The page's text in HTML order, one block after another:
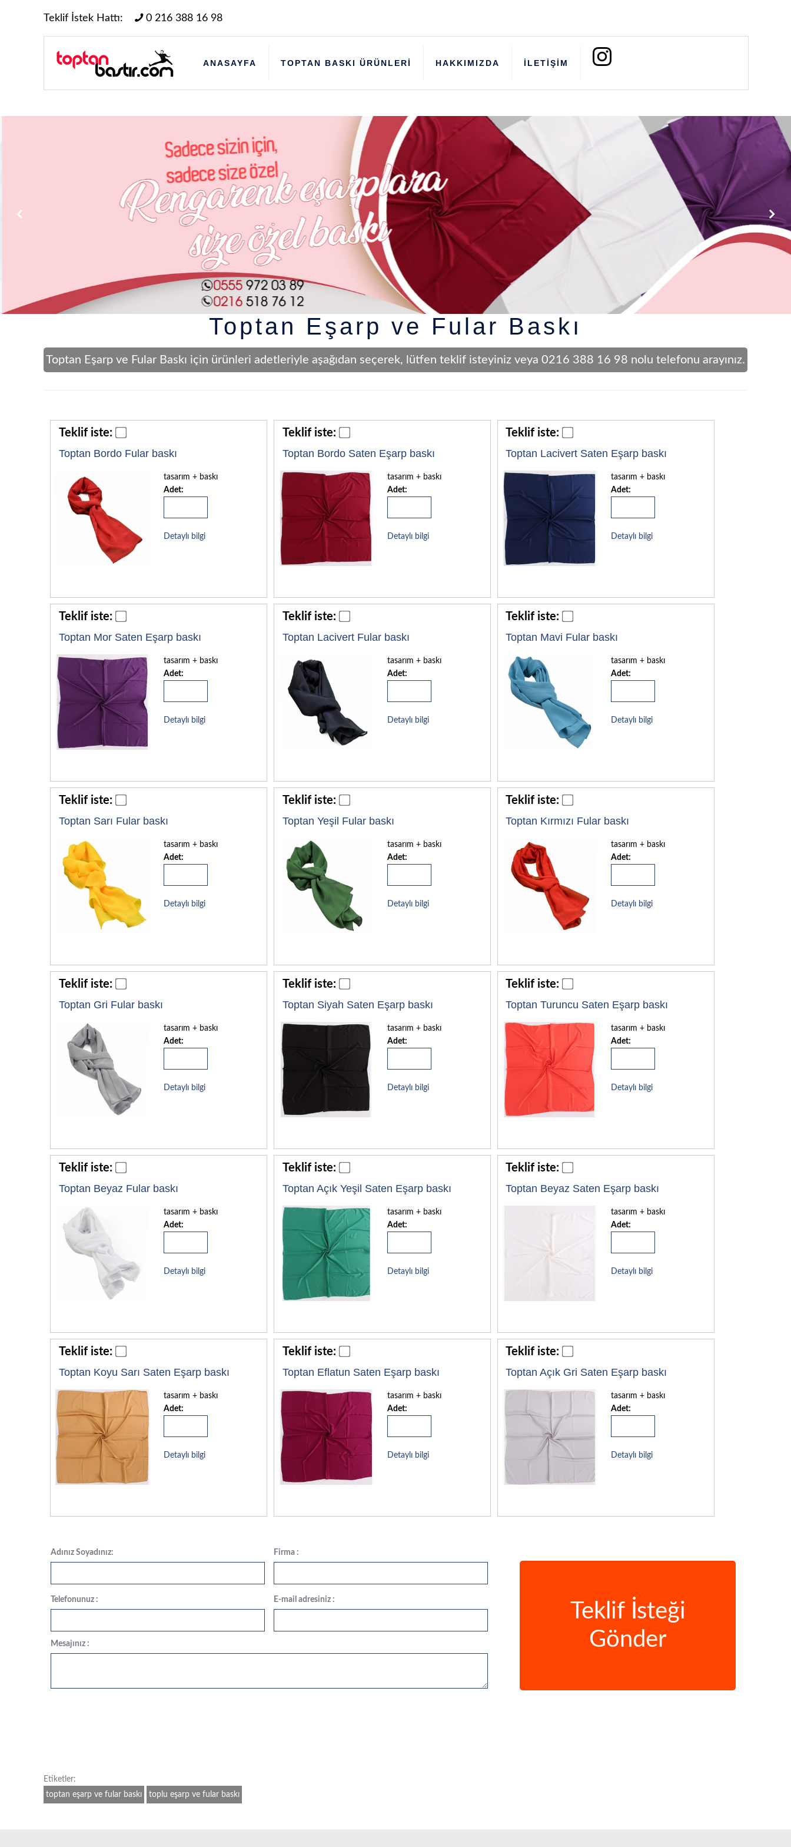
Teklif İstek Hattı: 0 216 388 16 98
ANASAYFA TOPTAN BASKI ÜRÜNLERİ HAKKIMIZDA İLETİŞİM
Toptan Eşarp ve Fular Baskı
Toptan Eşarp ve Fular Baskı için ürünleri adetleriyle aşağıdan seçerek, lütfen teklif isteyiniz veya 0216 388 16 98 nolu telefonu arayınız.
Teklif iste:
Toptan Bordo Fular baskı
tasarım + baskı
Adet:
Detaylı bilgi
Teklif iste:
Toptan Bordo Saten Eşarp baskı
tasarım + baskı
Adet:
Detaylı bilgi
Teklif iste:
Toptan Lacivert Saten Eşarp baskı
tasarım + baskı
Adet:
Detaylı bilgi
Teklif iste:
Toptan Mor Saten Eşarp baskı
tasarım + baskı
Adet:
Detaylı bilgi
Teklif iste:
Toptan Lacivert Fular baskı
tasarım + baskı
Adet:
Detaylı bilgi
Teklif iste:
Toptan Mavi Fular baskı
tasarım + baskı
Adet:
Detaylı bilgi
Teklif iste:
Toptan Sarı Fular baskı
tasarım + baskı
Adet:
Detaylı bilgi
Teklif iste:
Toptan Yeşil Fular baskı
tasarım + baskı
Adet:
Detaylı bilgi
Teklif iste:
Toptan Kırmızı Fular baskı
tasarım + baskı
Adet:
Detaylı bilgi
Teklif iste:
Toptan Gri Fular baskı
tasarım + baskı
Adet:
Detaylı bilgi
Teklif iste:
Toptan Siyah Saten Eşarp baskı
tasarım + baskı
Adet:
Detaylı bilgi
Teklif iste:
Toptan Turuncu Saten Eşarp baskı
tasarım + baskı
Adet:
Detaylı bilgi
Teklif iste:
Toptan Beyaz Fular baskı
tasarım + baskı
Adet:
Detaylı bilgi
Teklif iste:
Toptan Açık Yeşil Saten Eşarp baskı
tasarım + baskı
Adet:
Detaylı bilgi
Teklif iste:
Toptan Beyaz Saten Eşarp baskı
tasarım + baskı
Adet:
Detaylı bilgi
Teklif iste:
Toptan Koyu Sarı Saten Eşarp baskı
tasarım + baskı
Adet:
Detaylı bilgi
Teklif iste:
Toptan Eflatun Saten Eşarp baskı
tasarım + baskı
Adet:
Detaylı bilgi
Teklif iste:
Toptan Açık Gri Saten Eşarp baskı
tasarım + baskı
Adet:
Detaylı bilgi
Adınız Soyadınız:
Telefonunuz :
Firma :
E-mail adresiniz :
Mesajınız :
Teklif İsteği
Gönder
Etiketler:
toptan eşarp ve fular baskı
toplu eşarp ve fular baskı